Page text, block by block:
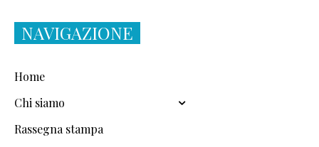
NAVIGAZIONE
Home
Chi siamo
Rassegna stampa